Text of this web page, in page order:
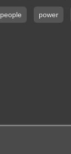
people power